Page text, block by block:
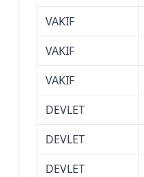
VAKIF
VAKIF
VAKIF
DEVLET
DEVLET
DEVLET